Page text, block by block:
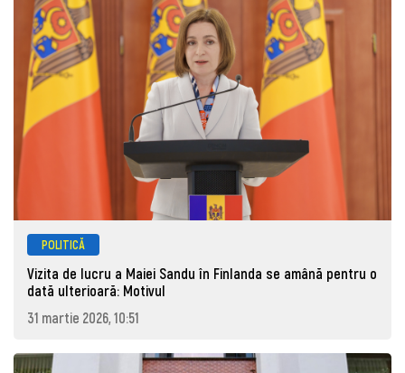
POLITICĂ
Vizita de lucru a Maiei Sandu în Finlanda se amână pentru o
dată ulterioară: Motivul
31 martie 2026, 10:51